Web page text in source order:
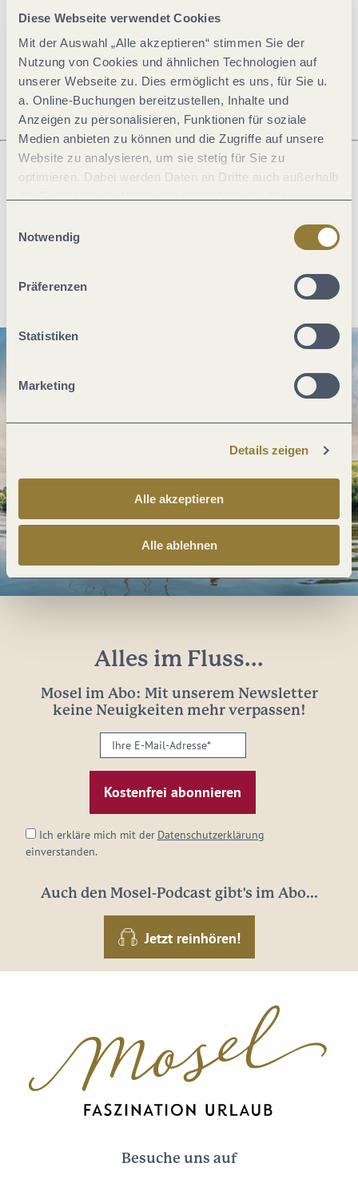
Diese Webseite verwendet Cookies
Mit der Auswahl „Alle akzeptieren“ stimmen Sie der
Nutzung von Cookies und ähnlichen Technologien auf
unserer Webseite zu. Dies ermöglicht es uns, für Sie u.
a. Online-Buchungen bereitzustellen, Inhalte und
Anzeigen zu personalisieren, Funktionen für soziale
Medien anbieten zu können und die Zugriffe auf unsere
Website zu analysieren, um sie stetig für Sie zu
optimieren. Dabei werden Daten an Dritte auch außerhalb
jederzeit widerrufen werden. Mit der Auswahl "Alle
ablehnen" kann es zu Beeinträchtigungen in der Nutzung
Notwendig
Präferenzen
Statistiken
Marketing
Details zeigen
Alle akzeptieren
Alle ablehnen
Öffnungszeiten
PDF erzeugen
Alles im Fluss...
Mosel im Abo: Mit unserem Newsletter
keine Neuigkeiten mehr verpassen!
Ihre
E-
Mail-
Adresse:
Ich erkläre mich mit der Datenschutzerklärung
einverstanden.
Auch den Mosel-Podcast gibt's im Abo...
Jetzt reinhören!
Besuche uns auf